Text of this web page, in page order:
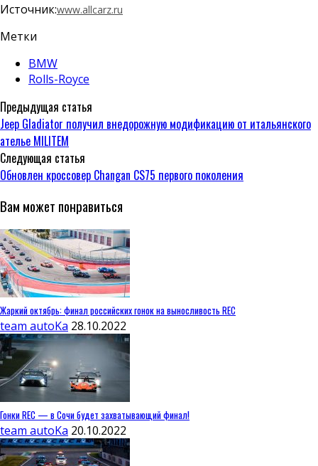
Источник:www.allcarz.ru
Метки
BMW
Rolls-Royce
Предыдущая статья
Jeep Gladiator получил внедорожную модификацию от итальянского
ателье MILITEM
Следующая статья
Обновлен кроссовер Changan CS75 первого поколения
Вам может понравиться
Жаркий октябрь: финал российских гонок на выносливость REC
team autoKa 28.10.2022
Гонки REC — в Сочи будет захватывающий финал!
team autoKa 20.10.2022